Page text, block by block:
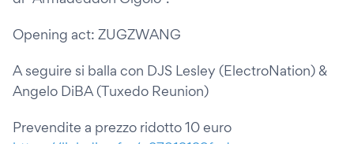
Opening act: ZUGZWANG
A seguire si balla con DJS Lesley (ElectroNation) &
Angelo DiBA (Tuxedo Reunion)
Prevendite a prezzo ridotto 10 euro